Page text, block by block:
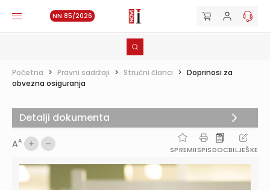
NN 85/2026
Početna > Pravni sadržaji > Stručni članci > Doprinosi za
obvezna osiguranja
AA
SPREMIISPISDOCBILJEŠKE
Detalji dokumenta